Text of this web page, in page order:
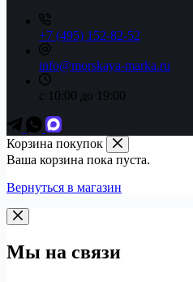
+7 (495) 152-82-52
info@morskaya-marka.ru
с 10:00 до 19:00
Корзина покупок
Ваша корзина пока пуста.
Вернуться в магазин
Мы на связи